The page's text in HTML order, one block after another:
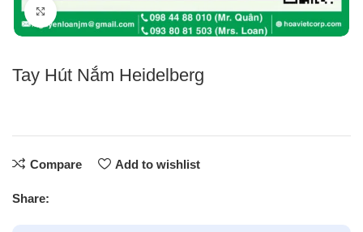
Click to enlarge
Tay Hút Nắm Heidelberg
Compare Add to wishlist
Share: